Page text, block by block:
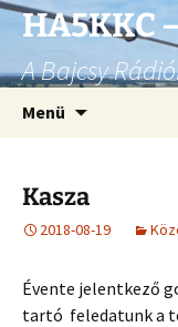
Ugrás
tartalomhoz
HA5KKC
A Bajcsy
Menü
Kasza
2018-08-19
Évente jelentkező
tartó feledatunk a